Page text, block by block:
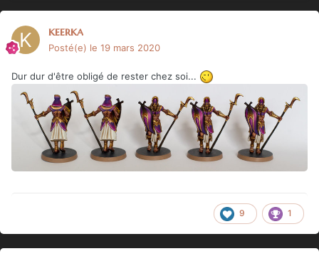
keerka
Posté(e) le 19 mars 2020
Dur dur d'être obligé de rester chez soi...
9 1